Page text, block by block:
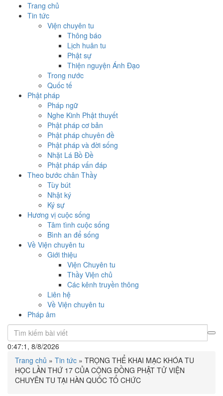
Trang chủ
Tin tức
Viện chuyên tu
Thông báo
Lịch huân tu
Phật sự
Thiện nguyện Ánh Đạo
Trong nước
Quốc tế
Phật pháp
Pháp ngữ
Nghe Kinh Phật thuyết
Phật pháp cơ bản
Phật pháp chuyên đề
Phật pháp và đời sống
Nhặt Lá Bồ Đề
Phật pháp vấn đáp
Theo bước chân Thầy
Tùy bút
Nhật ký
Ký sự
Hương vị cuộc sống
Tâm tình cuộc sống
Bình an để sống
Về Viện chuyên tu
Giới thiệu
Viện Chuyên tu
Thầy Viện chủ
Các kênh truyền thông
Liên hệ
Về Viện chuyên tu
Pháp âm
0:47:1, 8/8/2026
Trang chủ » Tin tức » TRỌNG THỂ KHAI MẠC KHÓA TU
HỌC LẦN THỨ 17 CỦA CỘNG ĐỒNG PHẬT TỬ VIỆN
CHUYÊN TU TẠI HÀN QUỐC TỔ CHỨC